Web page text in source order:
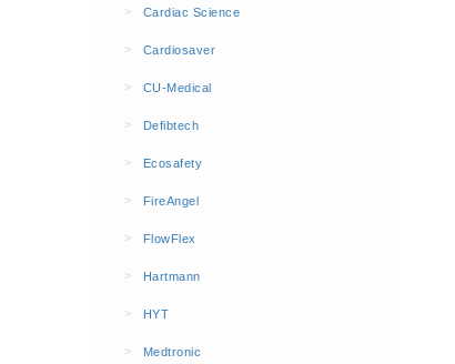
Evacuatie - Zaklampen (0)
Kleding - Hesjes (0)
Brandblusmiddelen
Schuimblussers (6)
Brandmelders
CO melders (2)
> Cardiac Science
> Cardiosaver
> CU-Medical
> Defibtech
> Ecosafety
> FireAngel
> FlowFlex
> Hartmann
> HYT
> Medtronic